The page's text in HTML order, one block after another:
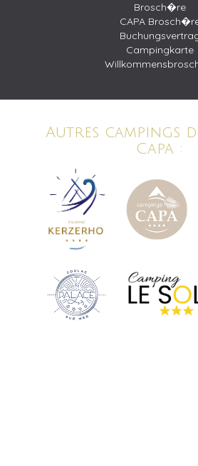
Brosch�re
CAPA
Campingkarte
Autres campings
Capa :